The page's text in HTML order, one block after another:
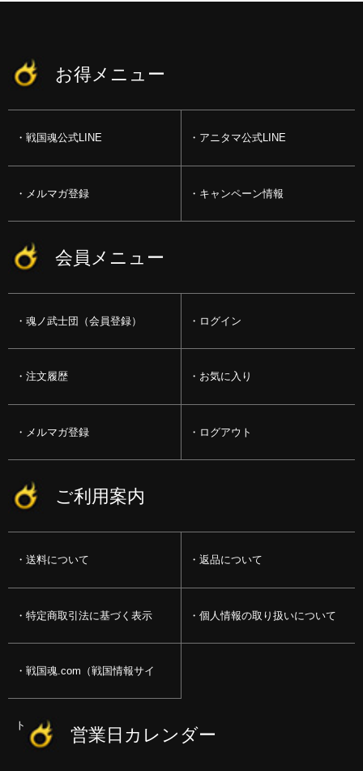
お得メニュー
戦国魂公式LINE アニタマ公式LINE
メルマガ登録 キャンペーン情報
会員メニュー
魂ノ武士団（会員登録） ログイン
注文履歴 お気に入り
メルマガ登録 ログアウト
ご利用案内
送料について 返品について
特定商取引法に基づく表示 個人情報の取り扱いについて
戦国魂.com（戦国情報サイ
ト） 営業日カレンダー